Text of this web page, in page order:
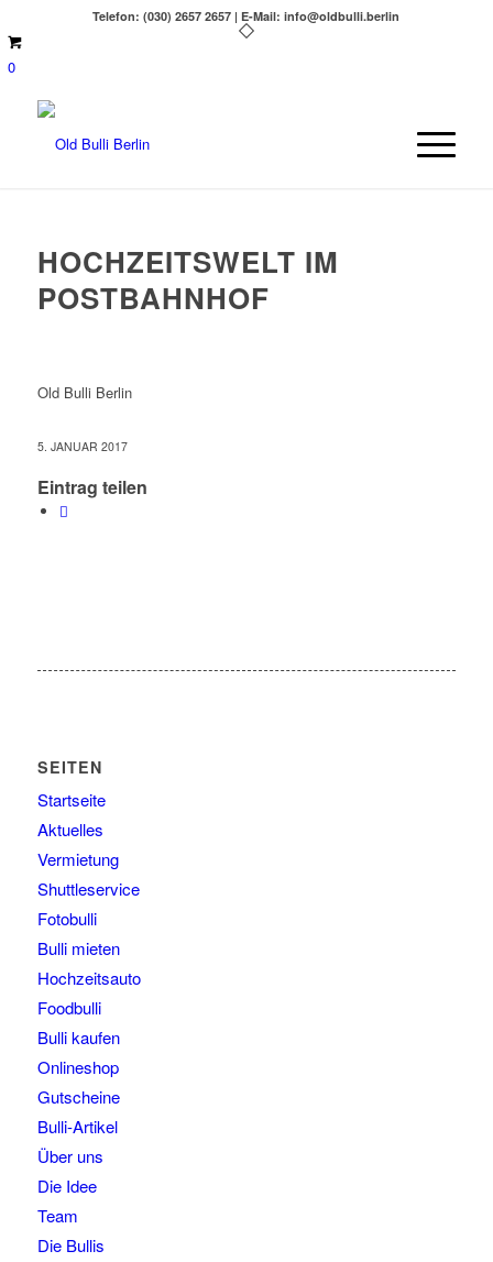
Telefon: (030) 2657 2657 | E-Mail: info@oldbulli.berlin
0
HOCHZEITSWELT IM
POSTBAHNHOF
Old Bulli Berlin
5. JANUAR 2017
Eintrag teilen
SEITEN
Startseite
Aktuelles
Vermietung
Shuttleservice
Fotobulli
Bulli mieten
Hochzeitsauto
Foodbulli
Bulli kaufen
Onlineshop
Gutscheine
Bulli-Artikel
Über uns
Die Idee
Team
Die Bullis